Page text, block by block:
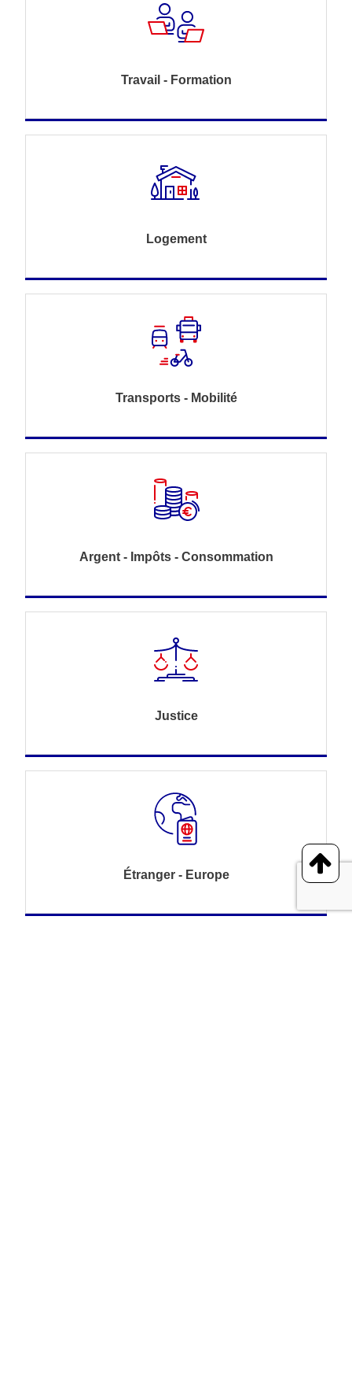
Travail - Formation
Logement
Transports - Mobilité
Argent - Impôts - Consommation
Justice
Étranger - Europe